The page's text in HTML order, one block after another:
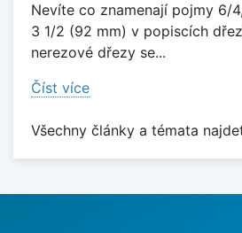
Nevíte co znamenají pojmy 6/
3 1/2 (92 mm) v popiscích
nerezové dřezy se...
Číst více
Všechny články a témata